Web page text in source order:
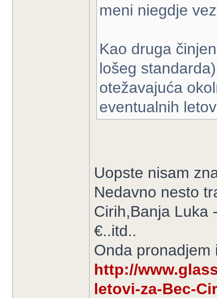
meni niegdje
Kao druga
lošeg
otežavajuća
eventualnih
Uopste nisam
Nedavno nesto
Cirih,Banja Luka
€..itd..
Onda pronadjem
http://
letovi-za-Bec-